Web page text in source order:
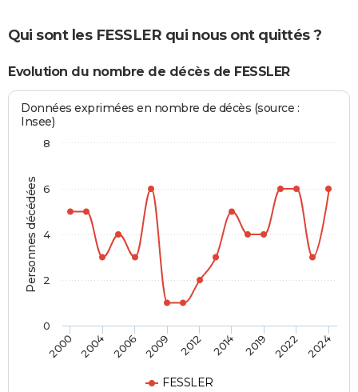
Qui sont les FESSLER qui nous ont quittés ?
Evolution du nombre de décès de FESSLER
Personnes décédées
Données exprimées en nombre de décès (source :
Insee)
FESSLER
2000 2004 2006 2009 2012 2014 2019 2022 2024
0
2
4
6
8